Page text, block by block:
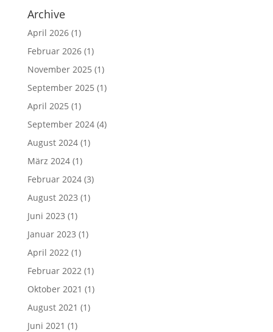
Archive
April 2026(1)
Februar 2026(1)
November 2025 (1)
September 2025 (1)
April 2025 (1)
September 2024(4)
August 2024(1)
März 2024(1)
Februar 2024(3)
August 2023 (1)
Juni 2023 (1)
Januar 2023 (1)
April 2022(1)
Februar 2022(1)
Oktober 2021 (1)
August 2021 (1)
Juni 2021 (1)